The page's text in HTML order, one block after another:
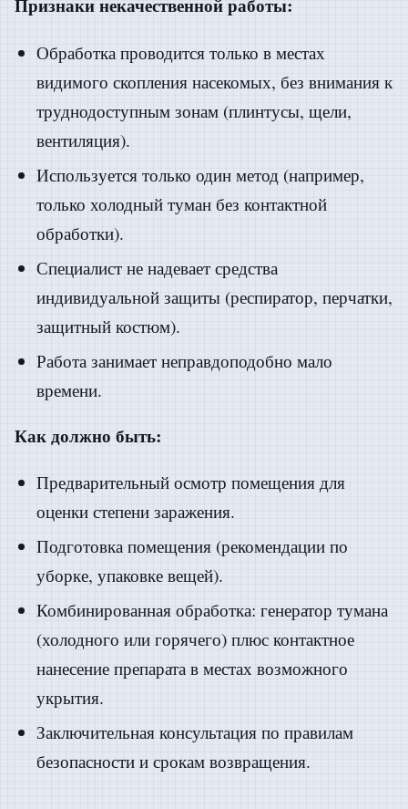
Признаки некачественной работы:
Обработка проводится только в местах
видимого скопления насекомых, без внимания к
труднодоступным зонам (плинтусы, щели,
вентиляция).
Используется только один метод (например,
только холодный туман без контактной
обработки).
Специалист не надевает средства
индивидуальной защиты (респиратор, перчатки,
защитный костюм).
Работа занимает неправдоподобно мало
времени.
Как должно быть:
Предварительный осмотр помещения для
оценки степени заражения.
Подготовка помещения (рекомендации по
уборке, упаковке вещей).
Комбинированная обработка: генератор тумана
(холодного или горячего) плюс контактное
нанесение препарата в местах возможного
укрытия.
Заключительная консультация по правилам
безопасности и срокам возвращения.